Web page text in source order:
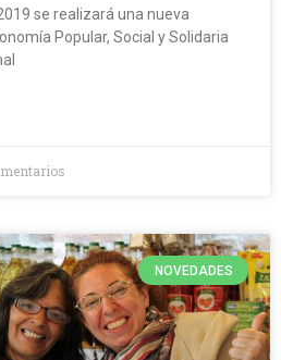
se realizará una nueva
Popular, Social y Solidaria
NOVEDADES